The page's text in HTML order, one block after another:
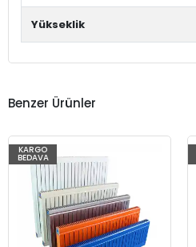
Yükseklik
Benzer Ürünler
KARGO
BEDAVA